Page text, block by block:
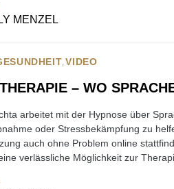
MENZEL
VIDEO
– WO
arbeitet mit der Hypnose über
oder Stressbekämpfung zu
auch ohne Problem online
verlässliche Möglichkeit zur